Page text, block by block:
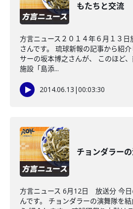
もたちと交流
方言ニュース２０１４年６月１３
さんです。 琉球新報の記事から紹
サーの坂本博之さんが、 このほど
施設「島添...
2014.06.13 |00:03:30
チョンダラー
方言ニュース 6月12日 放送分 今日
んです。 チョンダラーの演舞隊を